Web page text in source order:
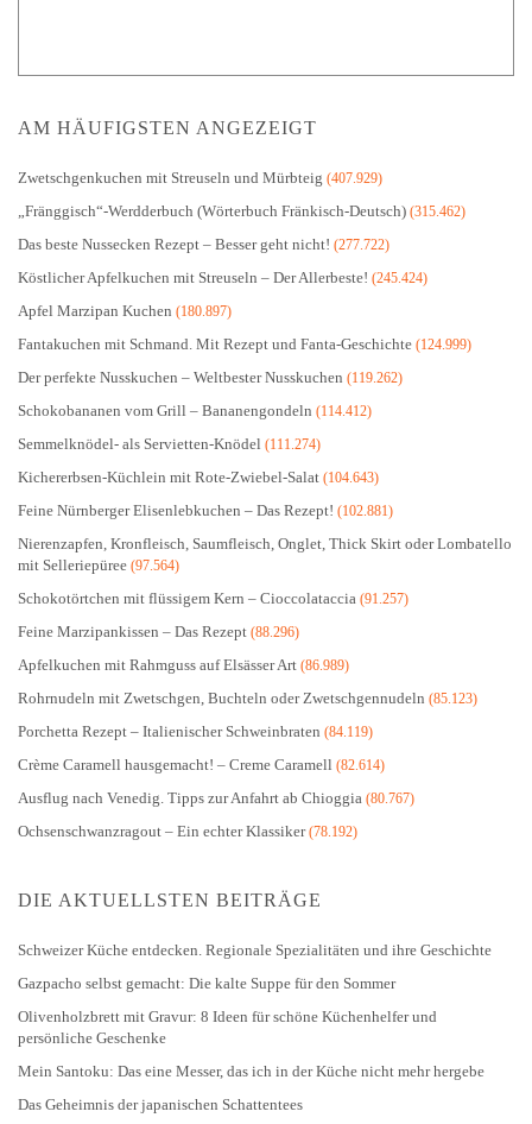
AM HÄUFIGSTEN ANGEZEIGT
Zwetschgenkuchen mit Streuseln und Mürbteig (407.929)
„Fränggisch“-Werdderbuch (Wörterbuch Fränkisch-Deutsch) (315.462)
Das beste Nussecken Rezept – Besser geht nicht! (277.722)
Köstlicher Apfelkuchen mit Streuseln – Der Allerbeste! (245.424)
Apfel Marzipan Kuchen (180.897)
Fantakuchen mit Schmand. Mit Rezept und Fanta-Geschichte (124.999)
Der perfekte Nusskuchen – Weltbester Nusskuchen (119.262)
Schokobananen vom Grill – Bananengondeln (114.412)
Semmelknödel- als Servietten-Knödel (111.274)
Kichererbsen-Küchlein mit Rote-Zwiebel-Salat (104.643)
Feine Nürnberger Elisenlebkuchen – Das Rezept! (102.881)
Nierenzapfen, Kronfleisch, Saumfleisch, Onglet, Thick Skirt oder Lombatello
mit Selleriepüree (97.564)
Schokotörtchen mit flüssigem Kern – Cioccolataccia (91.257)
Feine Marzipankissen – Das Rezept (88.296)
Apfelkuchen mit Rahmguss auf Elsässer Art (86.989)
Rohrnudeln mit Zwetschgen, Buchteln oder Zwetschgennudeln (85.123)
Porchetta Rezept – Italienischer Schweinbraten (84.119)
Crème Caramell hausgemacht! – Creme Caramell (82.614)
Ausflug nach Venedig. Tipps zur Anfahrt ab Chioggia (80.767)
Ochsenschwanzragout – Ein echter Klassiker(78.192)
DIE AKTUELLSTEN BEITRÄGE
Schweizer Küche entdecken. Regionale Spezialitäten und ihre Geschichte
Gazpacho selbst gemacht: Die kalte Suppe für den Sommer
Olivenholzbrett mit Gravur: 8 Ideen für schöne Küchenhelfer und
persönliche Geschenke
Mein Santoku: Das eine Messer, das ich in der Küche nicht mehr hergebe
Das Geheimnis der japanischen Schattentees